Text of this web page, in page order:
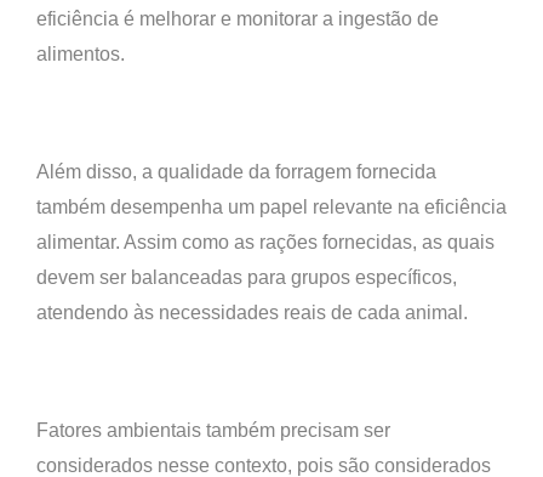
eficiência é melhorar e monitorar a ingestão de
alimentos.
Além disso, a qualidade da forragem fornecida
também desempenha um papel relevante na eficiência
alimentar. Assim como as rações fornecidas, as quais
devem ser balanceadas para grupos específicos,
atendendo às necessidades reais de cada animal.
Fatores ambientais também precisam ser
considerados nesse contexto, pois são considerados